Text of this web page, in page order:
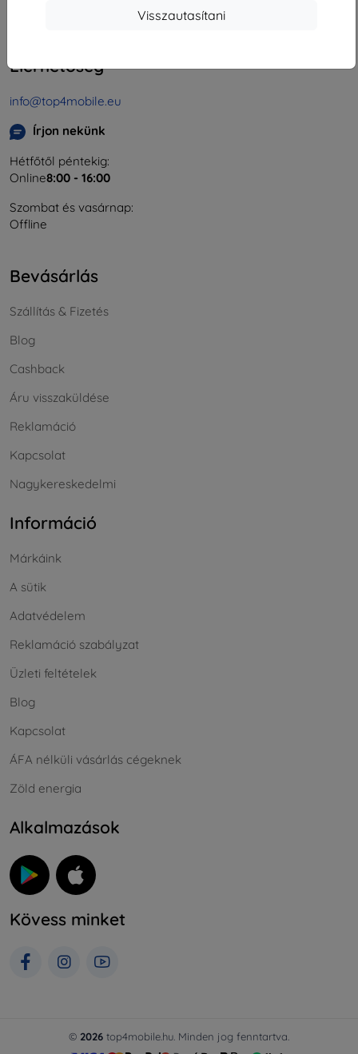
Visszautasítani
SK2023549671
Elérhetőség
info@top4mobile.eu
Írjon nekünk
Hétfőtől péntekig:
Online8:00 - 16:00
Szombat és vasárnap:
Offline
Bevásárlás
Szállítás & Fizetés
Blog
Cashback
Áru visszaküldése
Reklamáció
Kapcsolat
Nagykereskedelmi
Információ
Márkáink
A sütik
Adatvédelem
Reklamáció szabályzat
Üzleti feltételek
Blog
Kapcsolat
ÁFA nélküli vásárlás cégeknek
Zöld energia
Alkalmazások
Kövess minket
© 2026 top4mobile.hu. Minden jog fenntartva.